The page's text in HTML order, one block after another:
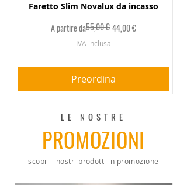
Faretto Slim Novalux da incasso
A partire da
Prezzo regolare55,00 €44,00 €
Prezzo scontato
IVA inclusa
Preordina
LE NOSTRE
PROMOZIONI
scopri i nostri prodotti in promozione